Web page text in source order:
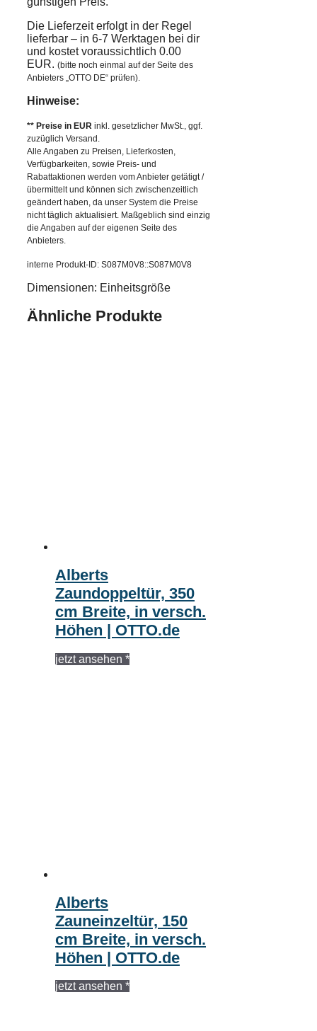
Die Lieferzeit erfolgt in der Regel
lieferbar – in 6-7 Werktagen bei dir
und kostet voraussichtlich 0.00
EUR. (bitte noch einmal auf der Seite des
Anbieters „OTTO DE“ prüfen).
Hinweise:
** Preise in EUR inkl. gesetzlicher MwSt., ggf.
zuzüglich Versand.
Alle Angaben zu Preisen, Lieferkosten,
Verfügbarkeiten, sowie Preis- und
Rabattaktionen werden vom Anbieter getätigt /
übermittelt und können sich zwischenzeitlich
geändert haben, da unser System die Preise
nicht täglich aktualisiert. Maßgeblich sind einzig
die Angaben auf der eigenen Seite des
Anbieters.
interne Produkt-ID: S087M0V8::S087M0V8
Dimensionen: Einheitsgröße
Ähnliche Produkte
Alberts
Zaundoppeltür, 350
cm Breite, in versch.
Höhen | OTTO.de
jetzt ansehen *
Alberts
Zauneinzeltür, 150
cm Breite, in versch.
Höhen | OTTO.de
jetzt ansehen *